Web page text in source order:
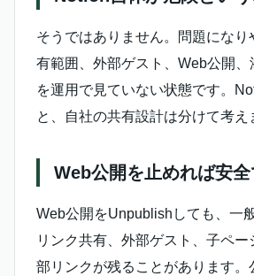
そうではありません。問題になり
有範囲、外部ゲスト、Web公開、
を運用で見ていない状態です。
と、自社の共有設計は分けて考え
Web公開を止めれば安
Web公開をUnpublishしても、一
リンク共有、外部ゲスト、子ペ
部リンクが残ることがあります。